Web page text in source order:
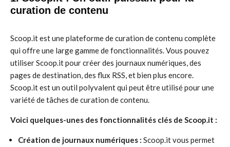
curation de contenu
Scoop.it est une plateforme de curation de contenu complète
qui offre une large gamme de fonctionnalités. Vous pouvez
utiliser Scoop.it pour créer des journaux numériques, des
pages de destination, des flux RSS, et bien plus encore.
Scoop.it est un outil polyvalent qui peut être utilisé pour une
variété de tâches de curation de contenu.
Voici quelques-unes des fonctionnalités clés de Scoop.it :
Création de journaux numériques : Scoop.it vous permet